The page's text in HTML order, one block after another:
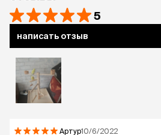
5
написать отзыв
Артур10/6/2022